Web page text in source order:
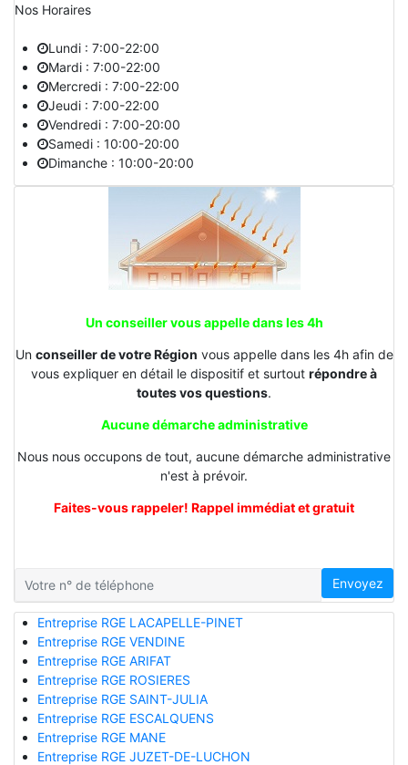
Nos Horaires
Lundi : 7:00-22:00
Mardi : 7:00-22:00
Mercredi : 7:00-22:00
Jeudi : 7:00-22:00
Vendredi : 7:00-20:00
Samedi : 10:00-20:00
Dimanche : 10:00-20:00
Un conseiller vous appelle dans les 4h
Un conseiller de votre Région vous appelle dans les 4h afin de
vous expliquer en détail le dispositif et surtout répondre à
toutes vos questions.
Aucune démarche administrative
Nous nous occupons de tout, aucune démarche administrative
n'est à prévoir.
Faites-vous rappeler! Rappel immédiat et gratuit
Envoyez
Entreprise RGE LACAPELLE-PINET
Entreprise RGE VENDINE
Entreprise RGE ARIFAT
Entreprise RGE ROSIERES
Entreprise RGE SAINT-JULIA
Entreprise RGE ESCALQUENS
Entreprise RGE MANE
Entreprise RGE JUZET-DE-LUCHON